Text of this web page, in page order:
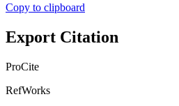
Copy to clipboard
Export Citation
ProCite
RefWorks